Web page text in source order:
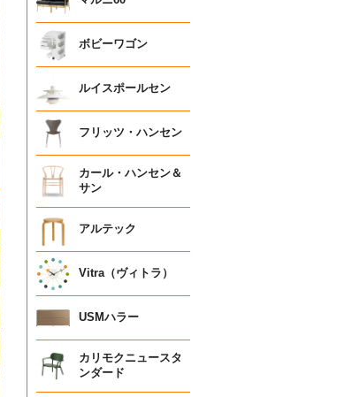
ボビーワゴン
ルイスポールセン
フリッツ・ハンセン
カール・ハンセン＆
サン
アルテック
Vitra（ヴィトラ）
USMハラー
カリモクニュースタ
ンダード